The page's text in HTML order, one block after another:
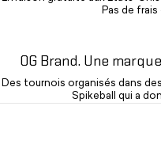
Pas de
OG Brand. Une
Des tournois organisés dans
Spikeball qui a